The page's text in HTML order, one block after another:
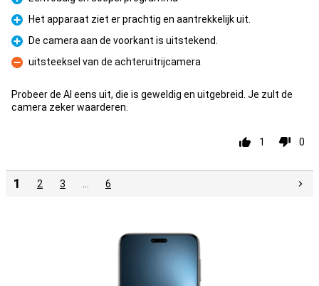
Pour
Pour
Het apparaat ziet er prachtig en aantrekkelijk uit.
Pour
De camera aan de voorkant is uitstekend.
Contre
uitsteeksel van de achteruitrijcamera
Probeer de AI eens uit, die is geweldig en uitgebreid. Je zult de
camera zeker waarderen.
1 0
1 2 3 6